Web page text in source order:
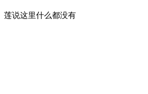
莲说这里什么都没有